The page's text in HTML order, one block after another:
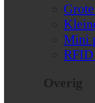
Mini
RFID
Overig